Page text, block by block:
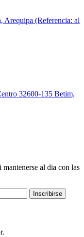
Arequipa (Referencia: al
32600-135 Betim,
al dia con las